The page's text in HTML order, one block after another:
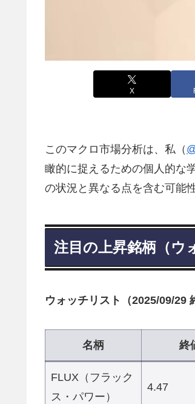
X
このマクロ市場分析は、私（
瞰的に捉えるための個人的な
の状況と異なる点を含む可能
注目の上昇銘柄（ウ
ウォッチリスト（2025/09/29
名柄 終
FLUX（フラック
ス・パワー）
4.47